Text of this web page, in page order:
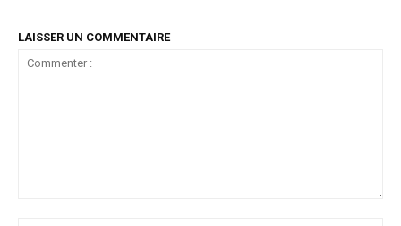
LAISSER UN COMMENTAIRE